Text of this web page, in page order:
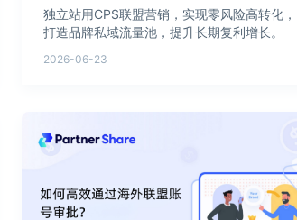
独立站用CPS联盟营销，实现零风险高转化，
打造品牌私域流量池，提升长期复利增长。
2026-06-23